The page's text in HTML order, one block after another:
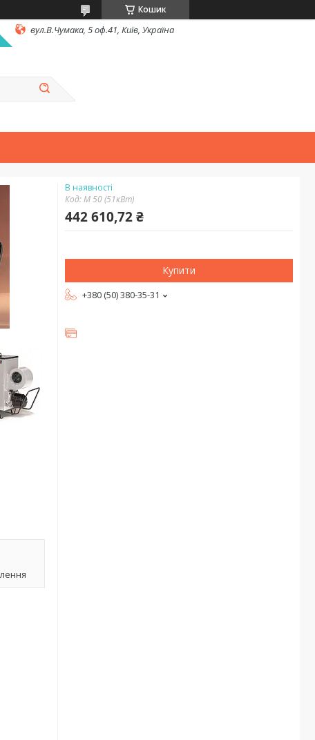
Кошик
вул.В.Чумака, 5 оф.41, Київ, Україна
В наявності
Код:M 50 (51кВт)
442 610,72 ₴
Купити
+380 (50) 380-35-31